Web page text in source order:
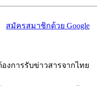
สมัครสมาชิกด้วย Google
งการรับข่าวสารจากไทย